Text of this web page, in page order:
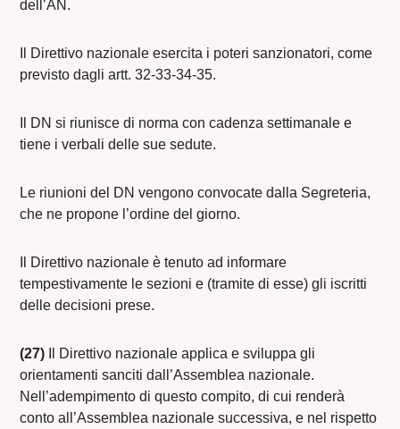
dell’AN.
Il Direttivo nazionale esercita i poteri sanzionatori, come
previsto dagli artt. 32-33-34-35.
Il DN si riunisce di norma con cadenza settimanale e
tiene i verbali delle sue sedute.
Le riunioni del DN vengono convocate dalla Segreteria,
che ne propone l’ordine del giorno.
Il Direttivo nazionale è tenuto ad informare
tempestivamente le sezioni e (tramite di esse) gli iscritti
delle decisioni prese.
(27) Il Direttivo nazionale applica e sviluppa gli
orientamenti sanciti dall’Assemblea nazionale.
Nell’adempimento di questo compito, di cui renderà
conto all’Assemblea nazionale successiva, e nel rispetto